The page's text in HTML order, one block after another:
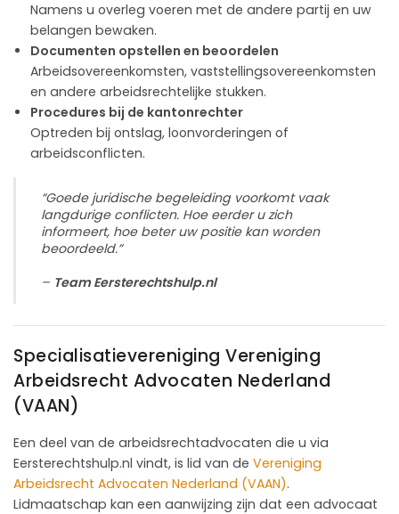
Namens u overleg voeren met de andere partij en uw
belangen bewaken.
Documenten opstellen en beoordelen
Arbeidsovereenkomsten, vaststellingsovereenkomsten
en andere arbeidsrechtelijke stukken.
Procedures bij de kantonrechter
Optreden bij ontslag, loonvorderingen of
arbeidsconflicten.
“Goede juridische begeleiding voorkomt vaak
langdurige conflicten. Hoe eerder u zich
informeert, hoe beter uw positie kan worden
beoordeeld.”
– Team Eersterechtshulp.nl
Specialisatievereniging Vereniging
Arbeidsrecht Advocaten Nederland
(VAAN)
Een deel van de arbeidsrechtadvocaten die u via
Eersterechtshulp.nl vindt, is lid van de Vereniging
Arbeidsrecht Advocaten Nederland (VAAN).
Lidmaatschap kan een aanwijzing zijn dat een advocaat